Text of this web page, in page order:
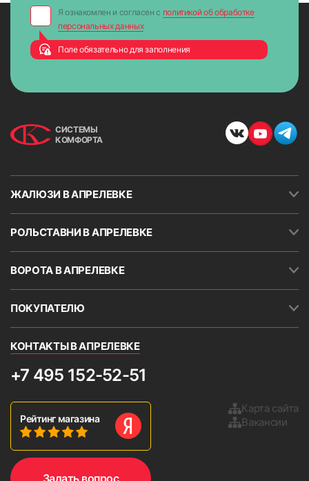
Я ознакомлен и согласен с политикой об обработке
персональных данных
Поле обязательно для заполнения
СИСТЕМЫ
КОМФОРТА
ЖАЛЮЗИ В АПРЕЛЕВКЕ
РОЛЬСТАВНИ В АПРЕЛЕВКЕ
ВОРОТА В АПРЕЛЕВКЕ
ПОКУПАТЕЛЮ
КОНТАКТЫ В АПРЕЛЕВКЕ
+7 495 152-52-51
Рейтинг магазина
Карта сайта
Вакансии
Задать вопрос